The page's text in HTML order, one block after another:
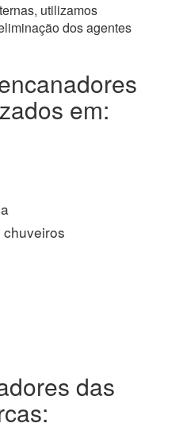
utilizamos
dos agentes
em:
das